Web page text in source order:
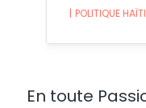
| POLITIQUE
En toute